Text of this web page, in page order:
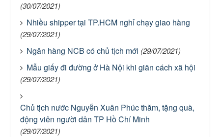
(30/07/2021)
Nhiều shipper tại TP.HCM nghỉ chạy giao hàng
(29/07/2021)
Ngân hàng NCB có chủ tịch mới (29/07/2021)
Mẫu giấy đi đường ở Hà Nội khi giãn cách xã hội
(29/07/2021)
Chủ tịch nước Nguyễn Xuân Phúc thăm, tặng quà,
động viên người dân TP Hồ Chí Minh
(29/07/2021)